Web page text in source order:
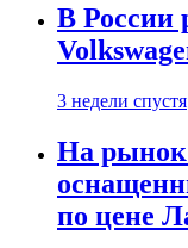
В России
3 недели спустя
На рынок
по цене